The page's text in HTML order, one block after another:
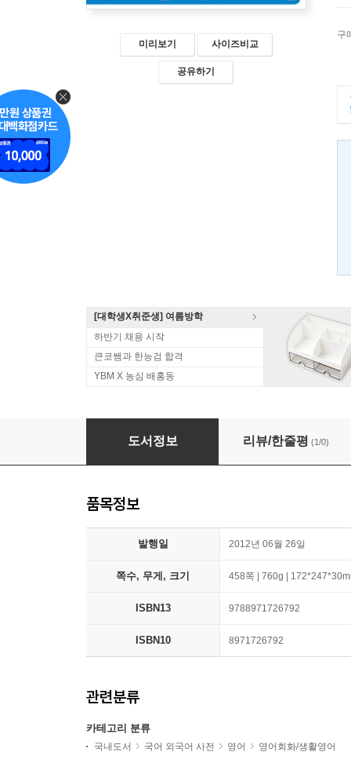
미리보기 사이즈비교
공유하기
구
[대학생X취준생] 여름방학
하반기 채용 시작
큰코쌤과 한능검 합격
YBM X 농심 배홍동
즉석 병원영어회화
도서정보 리뷰/한줄평 (1/0)
품목정보
발행일 2012년 06월 26일
쪽수, 무게, 크기 458쪽 | 760g |
ISBN13 9788971726792
ISBN10 8971726792
관련분류
카테고리 분류
국내도서 국어 외국어 사전 영어 영어회화/생활영어